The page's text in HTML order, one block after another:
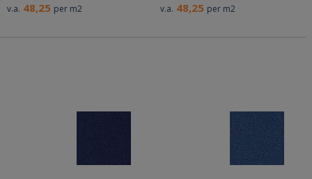
v.a. 48,25 per m2 v.a. 48,25 per m2